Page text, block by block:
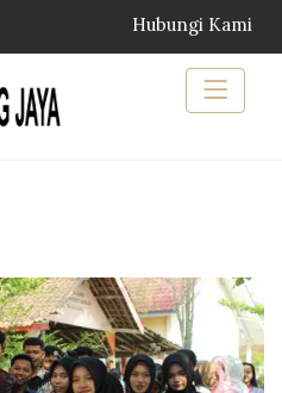
Hubungi Kami